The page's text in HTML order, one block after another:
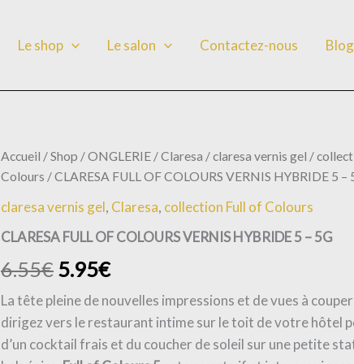
Le shop Le salon Contactez-nous Blog
Accueil /Shop /ONGLERIE /Claresa /claresa vernis gel /
Colours / CLARESA FULL OF COLOURS VERNIS HYBRIDE 5 –
claresa vernis gel, Claresa, collection Full of Colours
CLARESA FULL OF COLOURS VERNIS HYBRIDE 5 – 5G
6.55€ 5.95€
La tête pleine de nouvelles impressions et de vues à
dirigez vers le restaurant intime sur le toit de votre hôtel
d’un cocktail frais et du coucher de soleil sur une petite
quantité
de
CLARESA
FULL
COLOURS
HYBRIDE
-
5G